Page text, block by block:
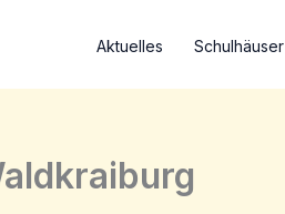
Aktuelles Schulhäuser